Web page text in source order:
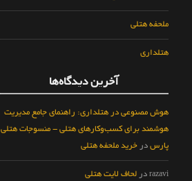
ملحفه هتلی
هتلداری
آخرین دیدگاه‌ها
هوش مصنوعی در هتلداری: راهنمای جامع مدیریت
هوشمند برای کسب‌وکارهای هتلی - منسوجات هتلی
پارس در خرید ملحفه هتلی
razavi در لحاف لایت هتلی